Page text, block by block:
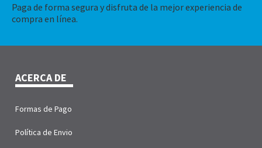
Paga de forma segura y disfruta de la mejor experiencia de
compra en línea.
ACERCA DE
Formas de Pago
Política de Envio